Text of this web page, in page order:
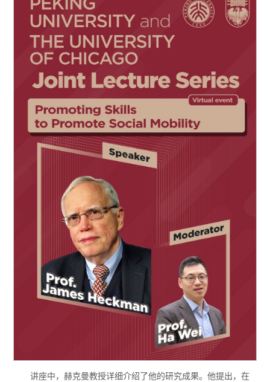
讲座中，赫克曼教授详细介绍了他的研究成果。他提出，在